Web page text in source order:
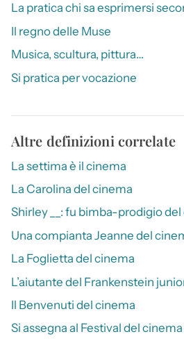
La pratica chi sa esprimersi
Il regno delle Muse
Musica, scultura, pittura…
Si pratica per vocazione
Altre definizioni correlate
La settima è il cinema
La Carolina del cinema
Shirley __: fu bimba-prodigio
Una compianta Jeanne del
La Foglietta del cinema
L’aiutante del Frankenstein
Il Benvenuti del cinema
Si assegna al Festival del